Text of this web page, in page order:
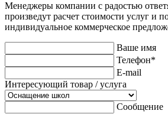
Менеджеры компании с радостью
произведут расчет стоимости услуг и
индивидуальное коммерческое
Ваше имя
Телефон*
E-mail
Интересующий товар / услуга
Сообщение